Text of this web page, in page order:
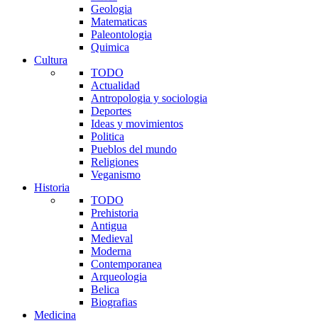
Geologia
Matematicas
Paleontologia
Quimica
Cultura
TODO
Actualidad
Antropologia y sociologia
Deportes
Ideas y movimientos
Politica
Pueblos del mundo
Religiones
Veganismo
Historia
TODO
Prehistoria
Antigua
Medieval
Moderna
Contemporanea
Arqueologia
Belica
Biografias
Medicina